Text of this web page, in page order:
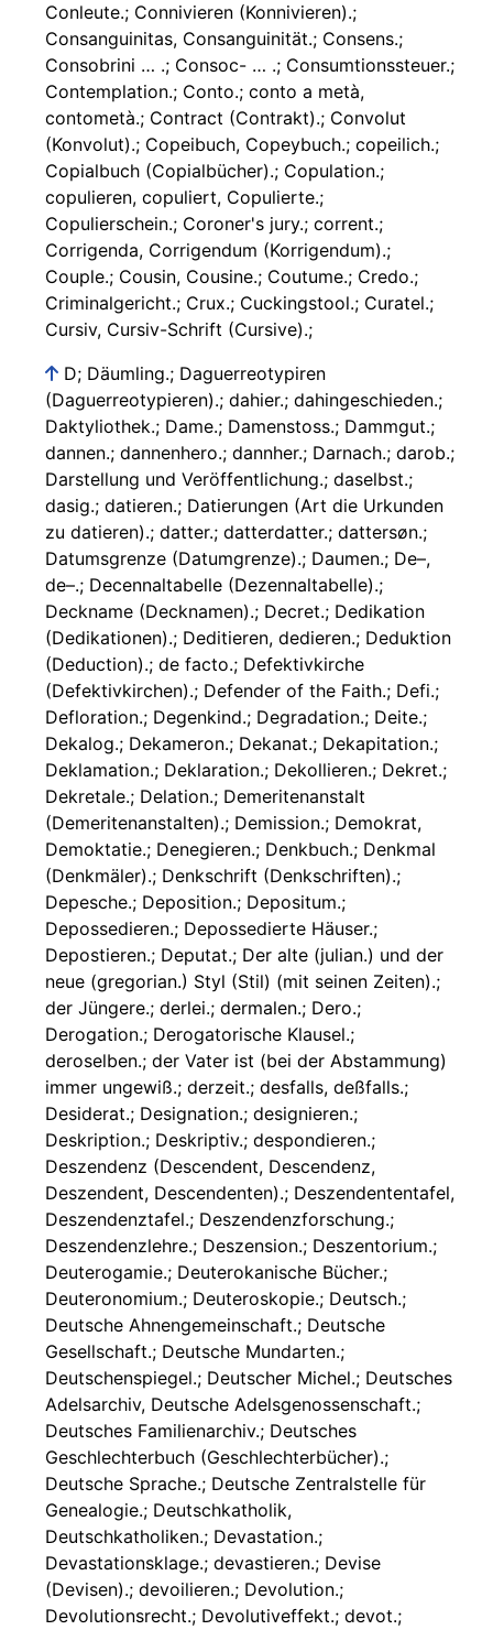
Conleute.; Connivieren (Konnivieren).;
Consanguinitas, Consanguinität.; Consens.;
Consobrini … .; Consoc- … .; Consumtionssteuer.;
Contemplation.; Conto.; conto a metà,
contometà.; Contract (Contrakt).; Convolut
(Konvolut).; Copeibuch, Copeybuch.; copeilich.;
Copialbuch (Copialbücher).; Copulation.;
copulieren, copuliert, Copulierte.;
Copulierschein.; Coroner's jury.; corrent.;
Corrigenda, Corrigendum (Korrigendum).;
Couple.; Cousin, Cousine.; Coutume.; Credo.;
Criminalgericht.; Crux.; Cuckingstool.; Curatel.;
Cursiv, Cursiv-Schrift (Cursive).;
D; Däumling.; Daguerreotypiren
(Daguerreotypieren).; dahier.; dahingeschieden.;
Daktyliothek.; Dame.; Damenstoss.; Dammgut.;
dannen.; dannenhero.; dannher.; Darnach.; darob.;
Darstellung und Veröffentlichung.; daselbst.;
dasig.; datieren.; Datierungen (Art die Urkunden
zu datieren).; datter.; datterdatter.; dattersøn.;
Datumsgrenze (Datumgrenze).; Daumen.; De–,
de–.; Decennaltabelle (Dezennaltabelle).;
Deckname (Decknamen).; Decret.; Dedikation
(Dedikationen).; Deditieren, dedieren.; Deduktion
(Deduction).; de facto.; Defektivkirche
(Defektivkirchen).; Defender of the Faith.; Defi.;
Defloration.; Degenkind.; Degradation.; Deite.;
Dekalog.; Dekameron.; Dekanat.; Dekapitation.;
Deklamation.; Deklaration.; Dekollieren.; Dekret.;
Dekretale.; Delation.; Demeritenanstalt
(Demeritenanstalten).; Demission.; Demokrat,
Demoktatie.; Denegieren.; Denkbuch.; Denkmal
(Denkmäler).; Denkschrift (Denkschriften).;
Depesche.; Deposition.; Depositum.;
Depossedieren.; Depossedierte Häuser.;
Depostieren.; Deputat.; Der alte (julian.) und der
neue (gregorian.) Styl (Stil) (mit seinen Zeiten).;
der Jüngere.; derlei.; dermalen.; Dero.;
Derogation.; Derogatorische Klausel.;
deroselben.; der Vater ist (bei der Abstammung)
immer ungewiß.; derzeit.; desfalls, deßfalls.;
Desiderat.; Designation.; designieren.;
Deskription.; Deskriptiv.; despondieren.;
Deszendenz (Descendent, Descendenz,
Deszendent, Descendenten).; Deszendententafel,
Deszendenztafel.; Deszendenzforschung.;
Deszendenzlehre.; Deszension.; Deszentorium.;
Deuterogamie.; Deuterokanische Bücher.;
Deuteronomium.; Deuteroskopie.; Deutsch.;
Deutsche Ahnengemeinschaft.; Deutsche
Gesellschaft.; Deutsche Mundarten.;
Deutschenspiegel.; Deutscher Michel.; Deutsches
Adelsarchiv, Deutsche Adelsgenossenschaft.;
Deutsches Familienarchiv.; Deutsches
Geschlechterbuch (Geschlechterbücher).;
Deutsche Sprache.; Deutsche Zentralstelle für
Genealogie.; Deutschkatholik,
Deutschkatholiken.; Devastation.;
Devastationsklage.; devastieren.; Devise
(Devisen).; devoilieren.; Devolution.;
Devolutionsrecht.; Devolutiveffekt.; devot.;